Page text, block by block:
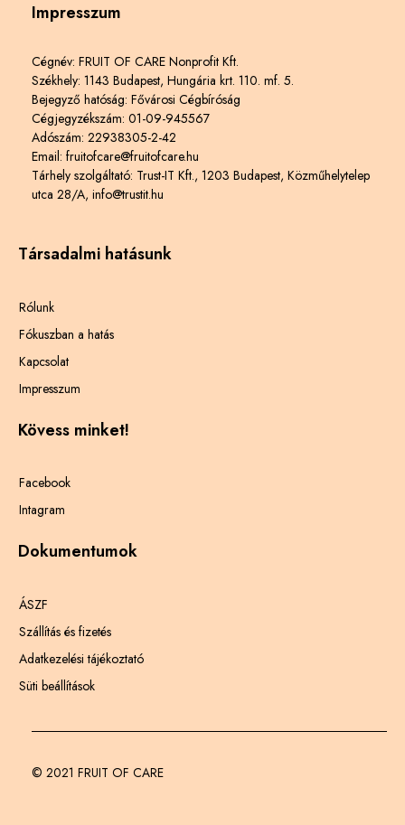
Impresszum
Cégnév: FRUIT OF CARE Nonprofit Kft.
Székhely: 1143 Budapest, Hungária krt. 110. mf. 5.
Bejegyző hatóság: Fővárosi Cégbíróság
Cégjegyzékszám: 01-09-945567
Adószám: 22938305-2-42
Email: fruitofcare@fruitofcare.hu
Tárhely szolgáltató: Trust-IT Kft., 1203 Budapest, Közműhelytelep
utca 28/A, info@trustit.hu
Társadalmi hatásunk
Rólunk
Fókuszban a hatás
Kapcsolat
Impresszum
Kövess minket!
Facebook
Intagram
Dokumentumok
ÁSZF
Szállítás és fizetés
Adatkezelési tájékoztató
Süti beállítások
© 2021 FRUIT OF CARE